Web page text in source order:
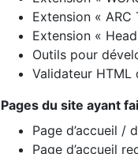
Extension « ARC
Extension «
Outils pour
Validateur HTML
Pages du site ayant
Page d’accueil /
Page d’accueil